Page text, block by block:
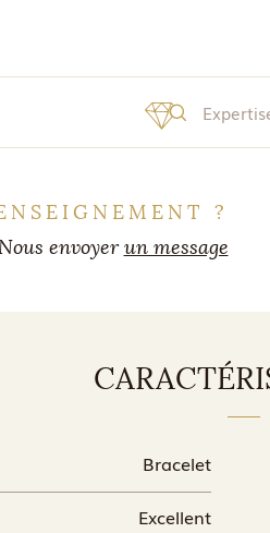
?
envoyerun message
Bracelet
Excellent